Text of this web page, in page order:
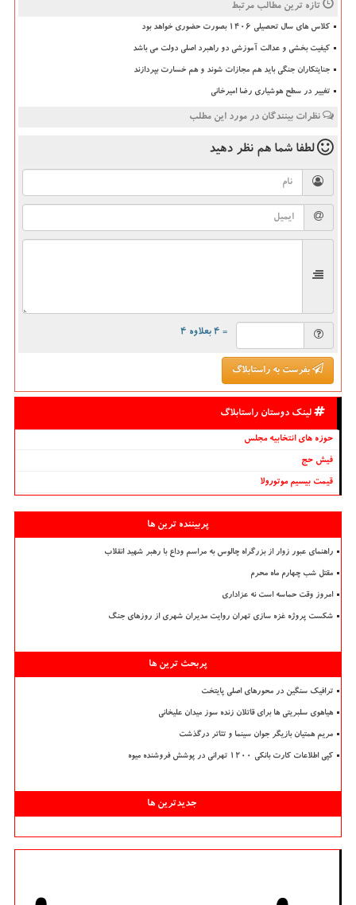
تازه ترین مطالب مرتبط
کلاس های سال تحصیلی ۱۴۰۶ بصورت حضوری خواهد بود
کیفیت بخشی و عدالت آموزشی دو راهبرد اصلی دولت می باشد
جنایتکاران جنگی باید هم مجازات شوند و هم خسارت بپردازند
تغییر در سطح هوشیاری رضا امیرخانی
نظرات بینندگان در مورد این مطلب
لطفا شما هم نظر دهید
= ۴ بعلاوه ۴
بفرست به راستابلاگ
لینک دوستان راستابلاگ
حوزه های انتخابیه مجلس
فیش حج
قیمت بیسیم موتورولا
پربیننده ترین ها
راهنمای عبور زوار از بزرگراه چالوس به مراسم وداع با رهبر شهید انقلاب
مقتل شب چهارم ماه محرم
امروز وقت حماسه است نه عزاداری
شکست پروژه غزه سازی تهران روایت مدیران شهری از روزهای جنگ
پربحث ترین ها
ترافیک سنگین در محورهای اصلی پایتخت
هیاهوی سلبریتی ها برای قاتلان زنده سوز میدان علیخانی
مریم همتیان بازیگر جوان سینما و تئاتر درگذشت
کپی اطلاعات کارت بانکی ۱۲۰۰ تهرانی در پوشش فروشنده میوه
جدیدترین ها